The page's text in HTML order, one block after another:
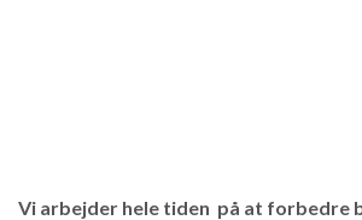
Vi arbejder hele tiden på at forbedre